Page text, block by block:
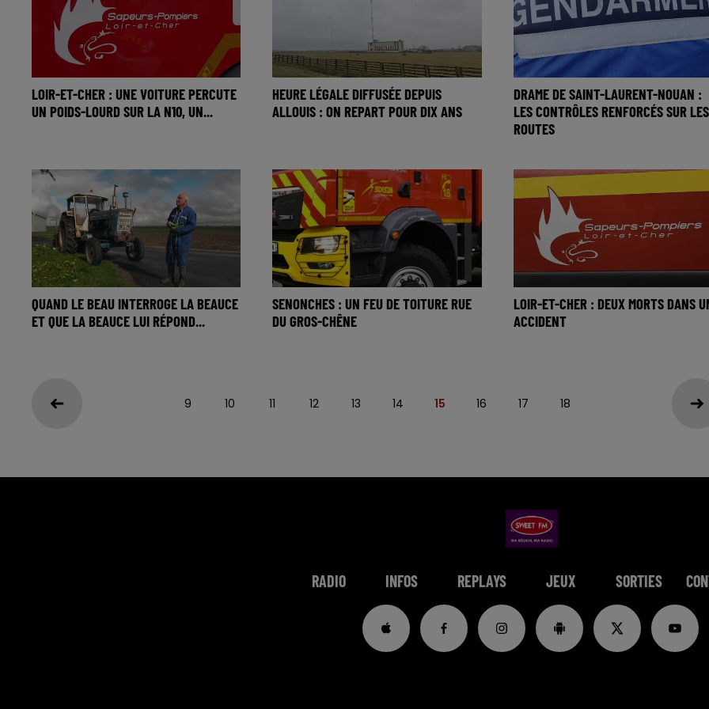
LOIR-ET-CHER : UNE VOITURE PERCUTE
UN POIDS-LOURD SUR LA N10, UN...
HEURE LÉGALE DIFFUSÉE DEPUIS
ALLOUIS : ON REPART POUR DIX ANS
DRAME DE SAINT-LAURENT-NOUAN :
LES CONTRÔLES RENFORCÉS SUR LES
ROUTES
QUAND LE BEAU INTERROGE LA BEAUCE
ET QUE LA BEAUCE LUI RÉPOND...
SENONCHES : UN FEU DE TOITURE RUE
DU GROS-CHÊNE
LOIR-ET-CHER : DEUX MORTS DANS
ACCIDENT
9 10 11 12 13 14 15 16 17 18
RADIO INFOS REPLAYS JEUX SORTIES